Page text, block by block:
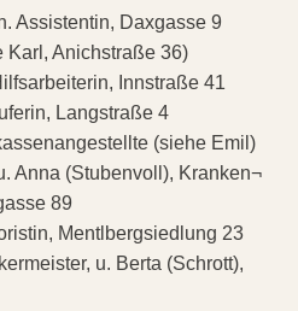
Assistentin, Daxgasse 9
Anichstraße 36)
Innstraße 41
Langstraße 4
(siehe Emil)
Anna (Stubenvoll), Kranken¬
89
Mentlbergsiedlung 23
u. Berta (Schrott),